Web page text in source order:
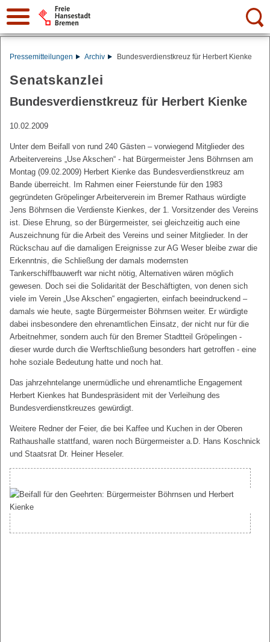
Suche:
Pressemitteilungen Archiv Bundesverdienstkreuz für Herbert Kienke
Senatskanzlei
Bundesverdienstkreuz für Herbert Kienke
10.02.2009
Unter dem Beifall von rund 240 Gästen – vorwiegend Mitglieder des
Arbeitervereins „Use Akschen“ - hat Bürgermeister Jens Böhrnsen am
Montag (09.02.2009) Herbert Kienke das Bundesverdienstkreuz am
Bande überreicht. Im Rahmen einer Feierstunde für den 1983
gegründeten Gröpelinger Arbeiterverein im Bremer Rathaus würdigte
Jens Böhrnsen die Verdienste Kienkes, der 1. Vorsitzender des Vereins
ist. Diese Ehrung, so der Bürgermeister, sei gleichzeitig auch eine
Auszeichnung für die Arbeit des Vereins und seiner Mitglieder. In der
Rückschau auf die damaligen Ereignisse zur AG Weser bleibe zwar die
Erkenntnis, die Schließung der damals modernsten
Tankerschiffbauwerft war nicht nötig, Alternativen wären möglich
gewesen. Doch sei die Solidarität der Beschäftigten, von denen sich
viele im Verein „Use Akschen“ engagierten, einfach beeindruckend –
damals wie heute, sagte Bürgermeister Böhrnsen weiter. Er würdigte
dabei insbesondere den ehrenamtlichen Einsatz, der nicht nur für die
Arbeitnehmer, sondern auch für den Bremer Stadtteil Gröpelingen -
dieser wurde durch die Werftschließung besonders hart getroffen - eine
hohe soziale Bedeutung hatte und noch hat.
Das jahrzehntelange unermüdliche und ehrenamtliche Engagement
Herbert Kienkes hat Bundespräsident mit der Verleihung des
Bundesverdienstkreuzes gewürdigt.
Weitere Redner der Feier, die bei Kaffee und Kuchen in der Oberen
Rathaushalle stattfand, waren noch Bürgermeister a.D. Hans Koschnick
und Staatsrat Dr. Heiner Heseler.